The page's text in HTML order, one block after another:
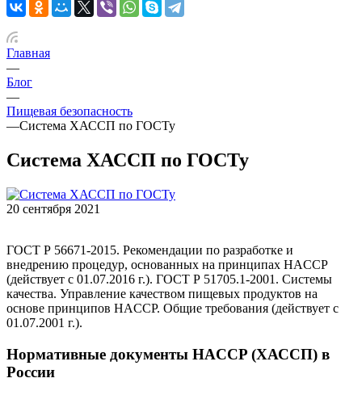
Главная
—
Блог
—
Пищевая безопасность
—Система ХАССП по ГОСТу
Система ХАССП по ГОСТу
20 сентября 2021
ГОСТ Р 56671-2015. Рекомендации по разработке и
внедрению процедур, основанных на принципах HACCP
(действует с 01.07.2016 г.). ГОСТ Р 51705.1-2001. Системы
качества. Управление качеством пищевых продуктов на
основе принципов HACCP. Общие требования (действует с
01.07.2001 г.).
Нормативные документы HACCP (ХАССП) в
России